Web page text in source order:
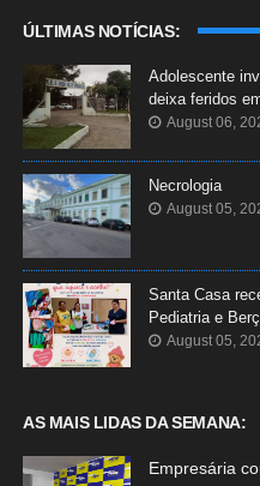
ÚLTIMAS NOTÍCIAS:
Adolescente
deixa feridos
August 06,
Necrologia
August 05,
Santa Casa
Pediatria e
August 05,
AS MAIS LIDAS DA SEMANA:
Empresária